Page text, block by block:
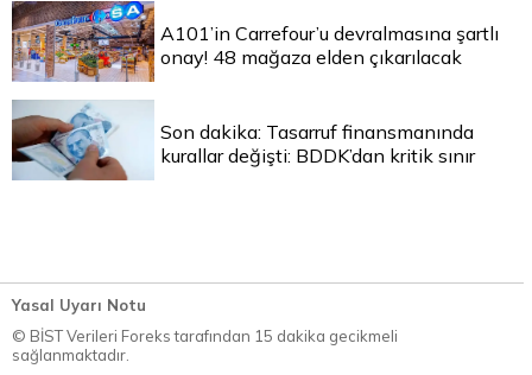
A101’in Carrefour’u devralmasına şartlı
onay! 48 mağaza elden çıkarılacak
Son dakika: Tasarruf finansmanında
kurallar değişti: BDDK’dan kritik sınır
Yasal Uyarı Notu
© BİST Verileri Foreks tarafından 15 dakika gecikmeli
sağlanmaktadır.